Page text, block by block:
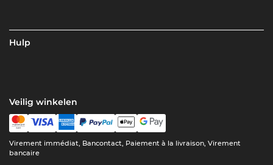
Hulp
Veilig winkelen
Virement immédiat, Bancontact, Paiement à la livraison, Virement
bancaire